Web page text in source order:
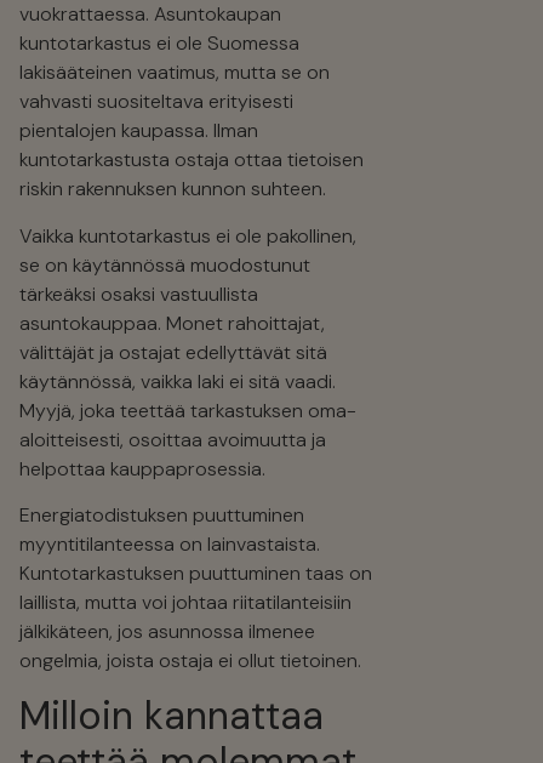
vuokrattaessa. Asuntokaupan
kuntotarkastus ei ole Suomessa
lakisääteinen vaatimus, mutta se on
vahvasti suositeltava erityisesti
pientalojen kaupassa. Ilman
kuntotarkastusta ostaja ottaa tietoisen
riskin rakennuksen kunnon suhteen.
Vaikka kuntotarkastus ei ole pakollinen,
se on käytännössä muodostunut
tärkeäksi osaksi vastuullista
asuntokauppaa. Monet rahoittajat,
välittäjät ja ostajat edellyttävät sitä
käytännössä, vaikka laki ei sitä vaadi.
Myyjä, joka teettää tarkastuksen oma-
aloitteisesti, osoittaa avoimuutta ja
helpottaa kauppaprosessia.
Energiatodistuksen puuttuminen
myyntitilanteessa on lainvastaista.
Kuntotarkastuksen puuttuminen taas on
laillista, mutta voi johtaa riitatilanteisiin
jälkikäteen, jos asunnossa ilmenee
ongelmia, joista ostaja ei ollut tietoinen.
Milloin kannattaa